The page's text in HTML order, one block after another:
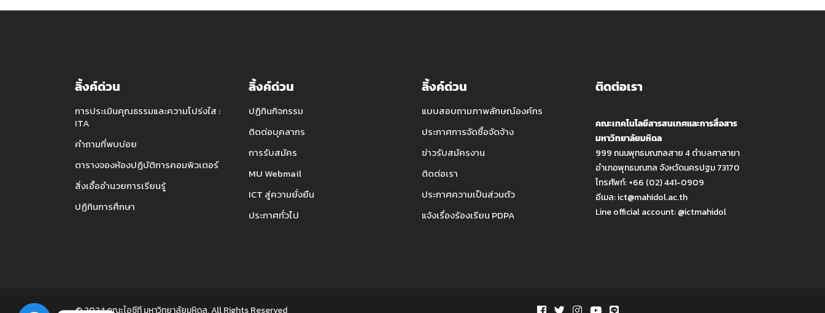
ลิ้งค์ด่วน
การประเมินคุณธรรมและความโปร่งใส :
ITA
คำถามที่พบบ่อย
ตารางจองห้องปฏิบัติการคอมพิวเตอร์
สิ่งเอื้ออำนวยการเรียนรู้
ปฏิทินการศึกษา
ลิ้งค์ด่วน
ปฏิทินกิจกรรม
ติดต่อบุคลากร
การรับสมัคร
MU Webmail
ICT สู่ความยั่งยืน
ประกาศทั่วไป
ลิ้งค์ด่วน
แบบสอบถามภาพลักษณ์องค์กร
ประกาศการจัดซื้อจัดจ้าง
ข่าวรับสมัครงาน
ติดต่อเรา
ประกาศความเป็นส่วนตัว
แจ้งเรื่องร้องเรียน PDPA
ติดต่อเรา
คณะเทคโนโลยีสารสนเทศและการสื่อสาร
มหาวิทยาลัยมหิดล
999 ถนนพุทธมณฑลสาย 4 ตำบลศาลายา
อำเภอพุทธมณฑล จังหวัดนครปฐม 73170
โทรศัพท์: +66 (02) 441-0909
อีเมล:ict@mahidol.ac.th
Line official account:@ictmahidol
© 2024 คณะไอซีที มหาวิทยาลัยมหิดล, All Rights Reserved